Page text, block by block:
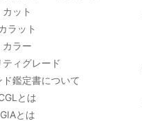
カット
ラット
カラー
ティグレード
ド鑑定書について
とは
GIAとは